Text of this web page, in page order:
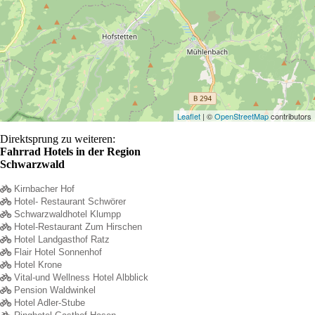
Leaflet | ©OpenStreetMapcontributors
Direktsprung zu weiteren:
Fahrrad Hotels in der Region
Schwarzwald
Kirnbacher Hof
Hotel- Restaurant Schwörer
Schwarzwaldhotel Klumpp
Hotel-Restaurant Zum Hirschen
Hotel Landgasthof Ratz
Flair Hotel Sonnenhof
Hotel Krone
Vital-und Wellness Hotel Albblick
Pension Waldwinkel
Hotel Adler-Stube